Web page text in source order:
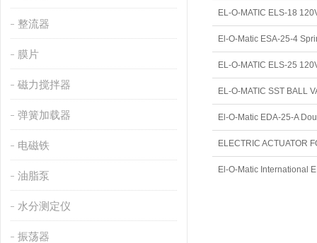
整流器
膜片
磁力搅拌器
弹簧加载器
电磁铁
油脂泵
水分测定仪
振荡器
EL-O-MATIC ELS-18
El-O-Matic ESA-25-4
EL-O-MATIC ELS-25
EL-O-MATIC SST BALL